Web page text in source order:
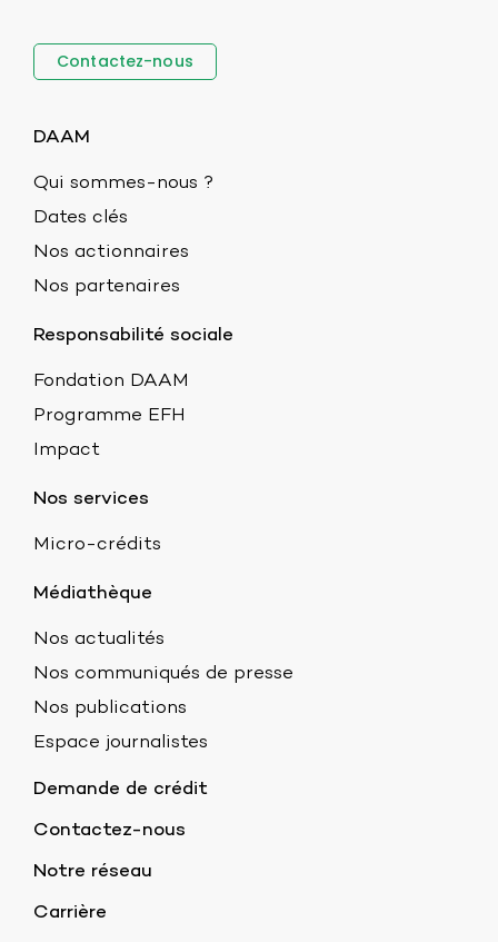
Contactez-nous
DAAM
Qui sommes-nous ?
Dates clés
Nos actionnaires
Nos partenaires
Responsabilité sociale
Fondation DAAM
Programme EFH
Impact
Nos services
Micro-crédits
Médiathèque
Nos actualités
Nos communiqués de presse
Nos publications
Espace journalistes
Demande de crédit
Contactez-nous
Notre réseau
Carrière